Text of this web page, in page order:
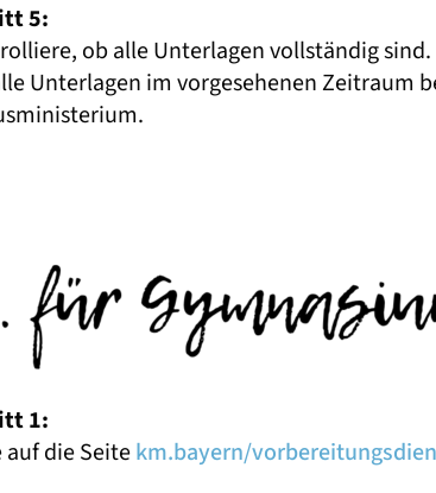
5:
ob alle Unterlagen vollständig sind.
Unterlagen im vorgesehenen Zeitraum
1:
auf die Seitekm.bayern/